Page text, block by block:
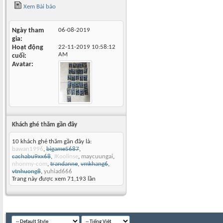
Xem Bài báo
Ngày tham
gia
06-08-2019
Hoạt động
cuối
22-11-2019 10:58:12
AM
Avatar
Khách ghé thăm gần đây
10 khách ghé thăm gần đây là:
bawan1996, bigame5687,
cachabu9xx68, JKoolinse, maycuungai,
nhonmy-com, trandanne, vmkhang6,
vtnhuong8, yuhiad666
Trang này được xem 71,193 lần